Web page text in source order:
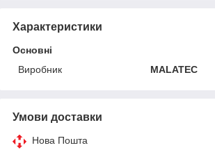
Характеристики
Основні
Виробник
MALATEC
Умови доставки
Нова Пошта